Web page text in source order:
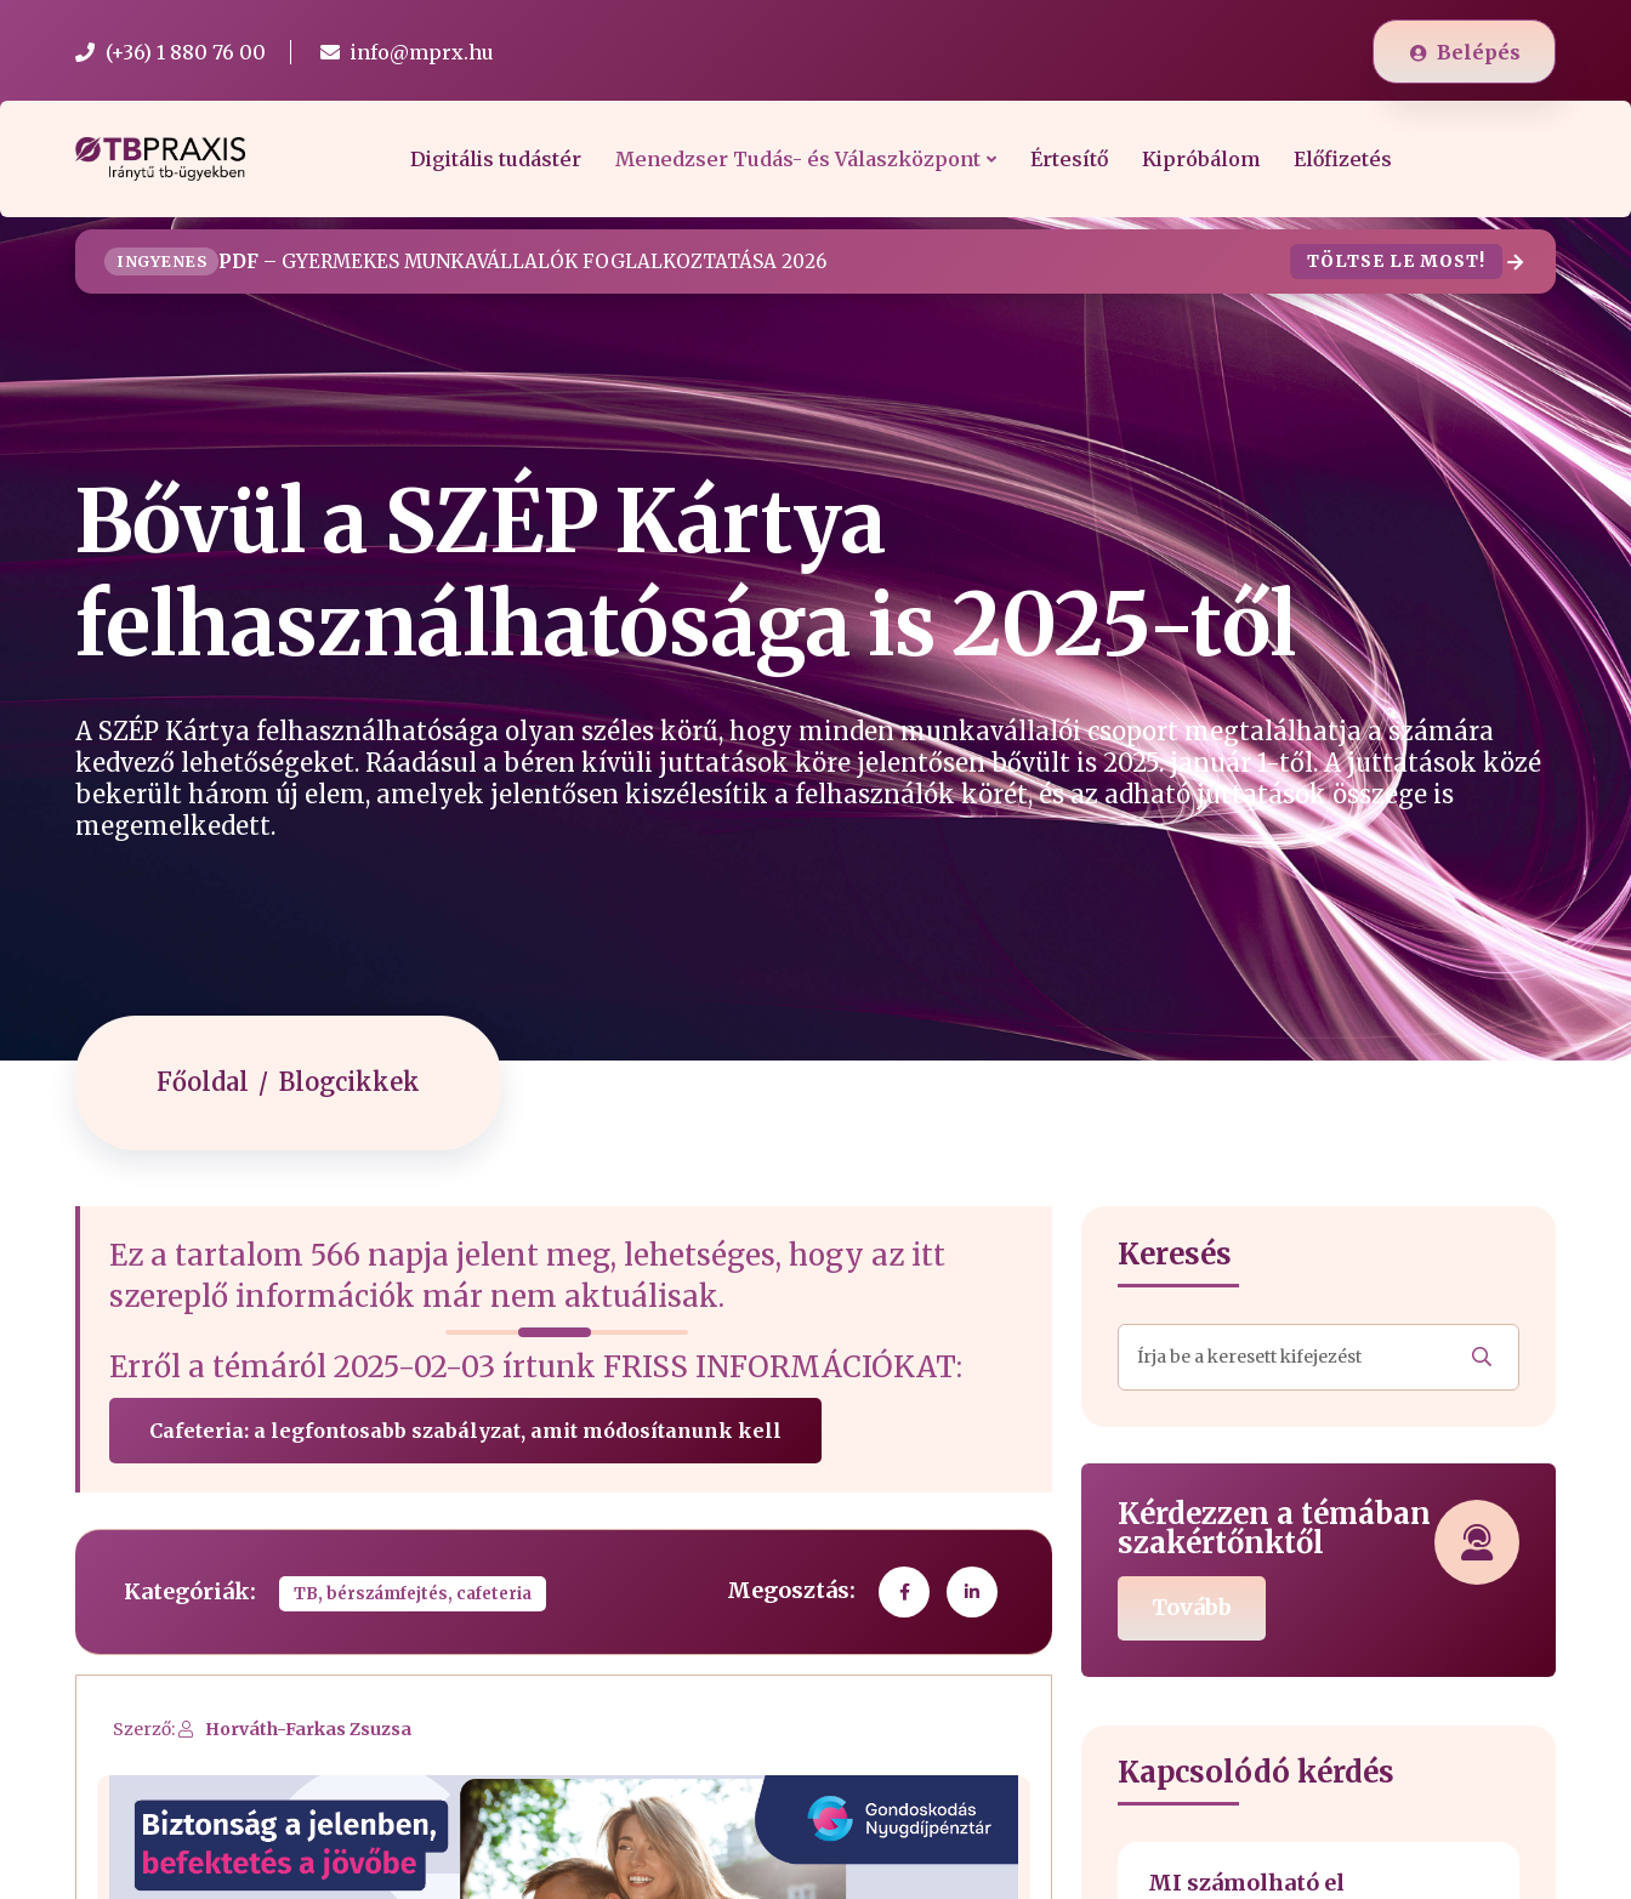
(+36) 1 880 76 00 info@mprx.hu Belépés
Digitális tudástér Menedzser Tudás- és Válaszközpont Értesítő Kipróbálom Előfizetés
INGYENES PDF– GYERMEKES MUNKAVÁLLALÓK FOGLALKOZTATÁSA 2026 TÖLTSE LE MOST!
Bővül a SZÉP Kártya
felhasználhatósága is 2025-től
A SZÉP Kártya felhasználhatósága olyan széles körű, hogy minden munkavállalói csoport megtalálhatja a számára
kedvező lehetőségeket. Ráadásul a béren kívüli juttatások köre jelentősen bővült is 2025. január 1-től. A juttatások közé
bekerült három új elem, amelyek jelentősen kiszélesítik a felhasználók körét, és az adható juttatások összege is
megemelkedett.
Főoldal Blogcikkek
Ez a tartalom 566 napja jelent meg, lehetséges, hogy az itt
szereplő információk már nem aktuálisak.
Erről a témáról 2025-02-03 írtunk FRISS INFORMÁCIÓKAT:
Cafeteria: a legfontosabb szabályzat, amit módosítanunk kell
Kategóriák: TB, bérszámfejtés, cafeteria Megosztás:
Szerző: Horváth-Farkas Zsuzsa
Keresés
Kérdezzen a témában
szakértőnktől
Tovább
Kapcsolódó kérdés
MI számolható el